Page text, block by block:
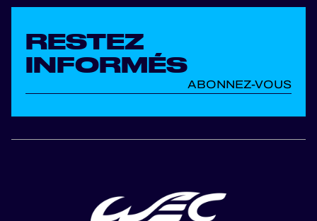
RESTEZ
INFORMÉS
ABONNEZ-VOUS